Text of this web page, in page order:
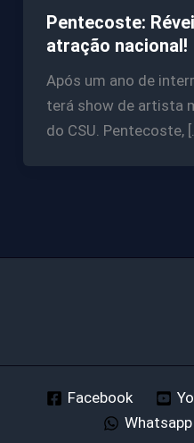
Pentecoste:
atração nacional!
Após um ano de
terá show de artista
do CSU. Pentecoste,
Facebook
Whatsapp